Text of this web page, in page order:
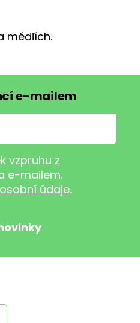
médiích.
e-mailem
vzpruhu z
e-mailem.
údaje.